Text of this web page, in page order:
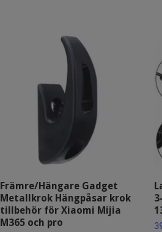
Främre/Hängare Gadget
Metallkrok Hängpåsar krok
tillbehör för Xiaomi Mijia
M365 och pro